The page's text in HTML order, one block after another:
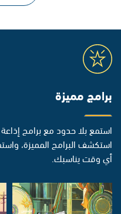
برامج مميزة
استمع بلا حدود مع برامج
استكشف البرامج المميزة،
أي وقت يناسبك.